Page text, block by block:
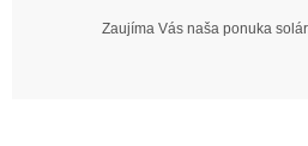
Zaujíma Vás naša ponuka